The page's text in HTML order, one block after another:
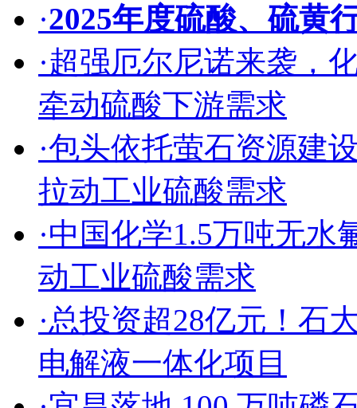
·2025年度硫酸、硫黄
·超强厄尔尼诺来袭，
牵动硫酸下游需求
·包头依托萤石资源建
拉动工业硫酸需求
·中国化学1.5万吨无水
动工业硫酸需求
·总投资超28亿元！石
电解液一体化项目